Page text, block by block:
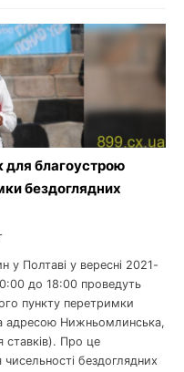
для благоустрою
бездоглядних
у Полтаві у вересні 2021-
до 18:00 проведуть
пункту перетримки
адресою Нижньомлинська,
ставків). Про це
чисельності бездоглядних